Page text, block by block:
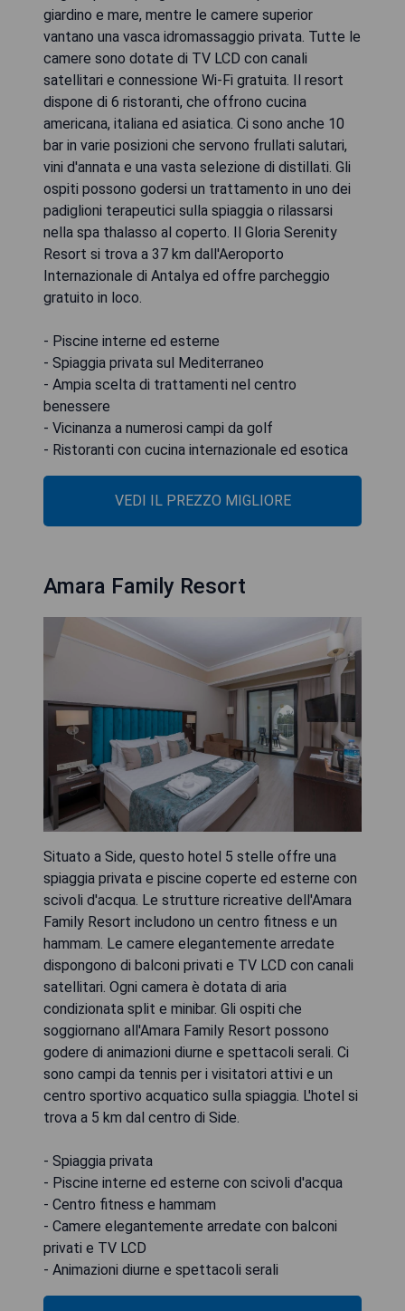
giardino e mare, mentre le camere superior
vantano una vasca idromassaggio privata. Tutte le
camere sono dotate di TV LCD con canali
satellitari e connessione Wi-Fi gratuita. Il resort
dispone di 6 ristoranti, che offrono cucina
americana, italiana ed asiatica. Ci sono anche 10
bar in varie posizioni che servono frullati salutari,
vini d'annata e una vasta selezione di distillati. Gli
ospiti possono godersi un trattamento in uno dei
padiglioni terapeutici sulla spiaggia o rilassarsi
nella spa thalasso al coperto. Il Gloria Serenity
Resort si trova a 37 km dall'Aeroporto
Internazionale di Antalya ed offre parcheggio
gratuito in loco.
- Piscine interne ed esterne
- Spiaggia privata sul Mediterraneo
- Ampia scelta di trattamenti nel centro
benessere
- Vicinanza a numerosi campi da golf
- Ristoranti con cucina internazionale ed esotica
VEDI IL PREZZO MIGLIORE
Amara Family Resort
Situato a Side, questo hotel 5 stelle offre una
spiaggia privata e piscine coperte ed esterne con
scivoli d'acqua. Le strutture ricreative dell'Amara
Family Resort includono un centro fitness e un
hammam. Le camere elegantemente arredate
dispongono di balconi privati ​​e TV LCD con canali
satellitari. Ogni camera è dotata di aria
condizionata split e minibar. Gli ospiti che
soggiornano all'Amara Family Resort possono
godere di animazioni diurne e spettacoli serali. Ci
sono campi da tennis per i visitatori attivi e un
centro sportivo acquatico sulla spiaggia. L'hotel si
trova a 5 km dal centro di Side.
- Spiaggia privata
- Piscine interne ed esterne con scivoli d'acqua
- Centro fitness e hammam
- Camere elegantemente arredate con balconi
privati ​​e TV LCD
- Animazioni diurne e spettacoli serali